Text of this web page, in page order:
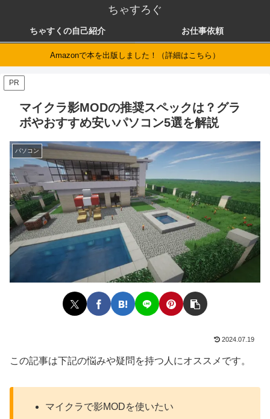
ちゃすろぐ
ちゃすくの自己紹介 お仕事依頼
Amazonで本を出版しました！（詳細はこちら）
PR
マイクラ影MODの推奨スペックは？グラ
ボやおすすめ安いパソコン5選を解説
パソコン
2024.07.19
この記事は下記の悩みや疑問を持つ人にオススメです。
マイクラで影MODを使いたい